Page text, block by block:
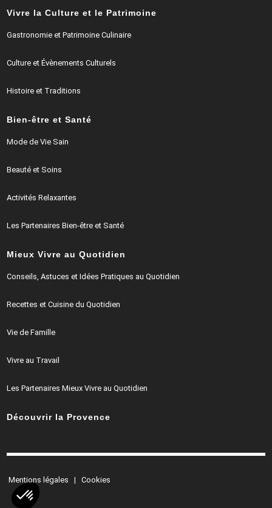
Vivre la Culture et le Patrimoine
Gastronomie et Patrimoine Culinaire
Culture et Évènements Culturels
Histoire et Traditions
Bien-être et Santé
Mode de Vie Sain
Beauté et Soins
Activités Relaxantes
Les Partenaires Bien-être et Santé
Mieux Vivre au Quotidien
Conseils, Astuces et Idées Pratiques au Quotidien
Recettes et Cuisine du Quotidien
Vie de Famille
Vivre au Travail
Les Partenaires Mieux Vivre au Quotidien
Découvrir la Provence
Mentions légales|Cookies